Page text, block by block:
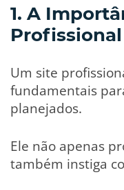
1. A
Profissional
Um site
fundamentais
planejados.
Ele não apenas
também instiga